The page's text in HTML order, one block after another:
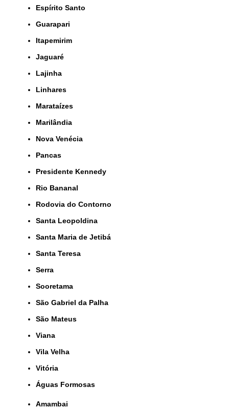
Espírito Santo
Guarapari
Itapemirim
Jaguaré
Lajinha
Linhares
Marataízes
Marilândia
Nova Venécia
Pancas
Presidente Kennedy
Rio Bananal
Rodovia do Contorno
Santa Leopoldina
Santa Maria de Jetibá
Santa Teresa
Serra
Sooretama
São Gabriel da Palha
São Mateus
Viana
Vila Velha
Vitória
Águas Formosas
Amambai